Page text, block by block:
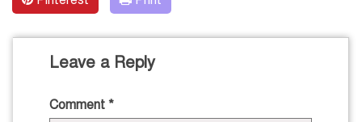
Leave a Reply
Comment *